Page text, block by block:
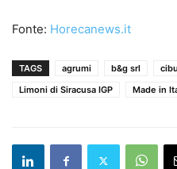
Fonte: Horecanews.it
TAGS agrumi b&g srl
Limoni di Siracusa IGP
Made in